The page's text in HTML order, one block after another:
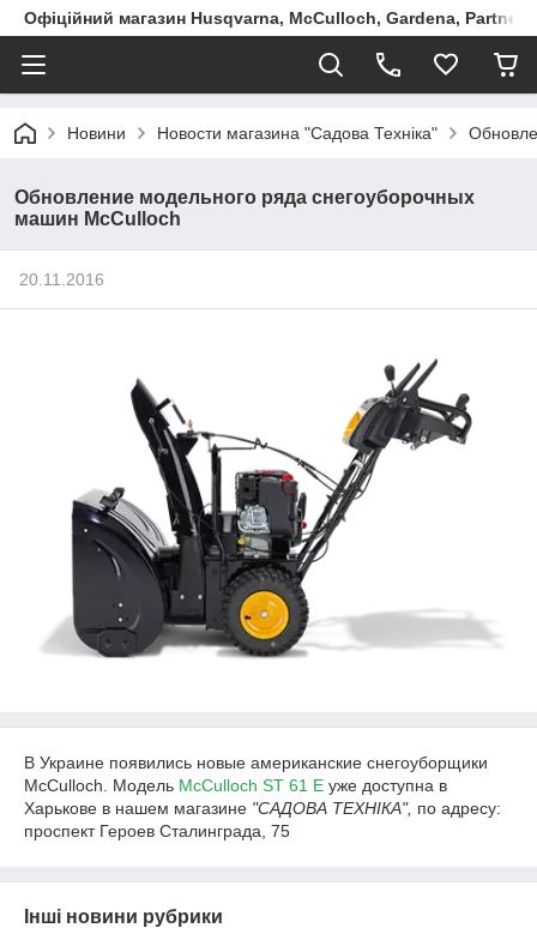
Офіційний магазин Husqvarna, McCulloch, Gardena, Partner
Новини Новости магазина "Садова Техніка"
Обновление модельного ряда снегоуборочных
машин McCulloch
20.11.2016
В Украине появились новые американские снегоуборщики
McCulloch. Модель McCulloch ST 61 E уже доступна в
Харькове в нашем магазине "САДОВА ТЕХНІКА", по адресу:
проспект Героев Сталинграда, 75
Інші новини рубрики